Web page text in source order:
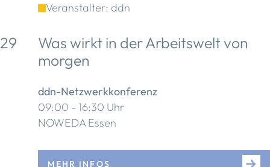
Veranstalter: ddn
29
Was wirkt in der Arbeitswelt von
morgen
ddn-Netzwerkkonferenz
09:00 - 16:30 Uhr
NOWEDA Essen
MEHR INFOS